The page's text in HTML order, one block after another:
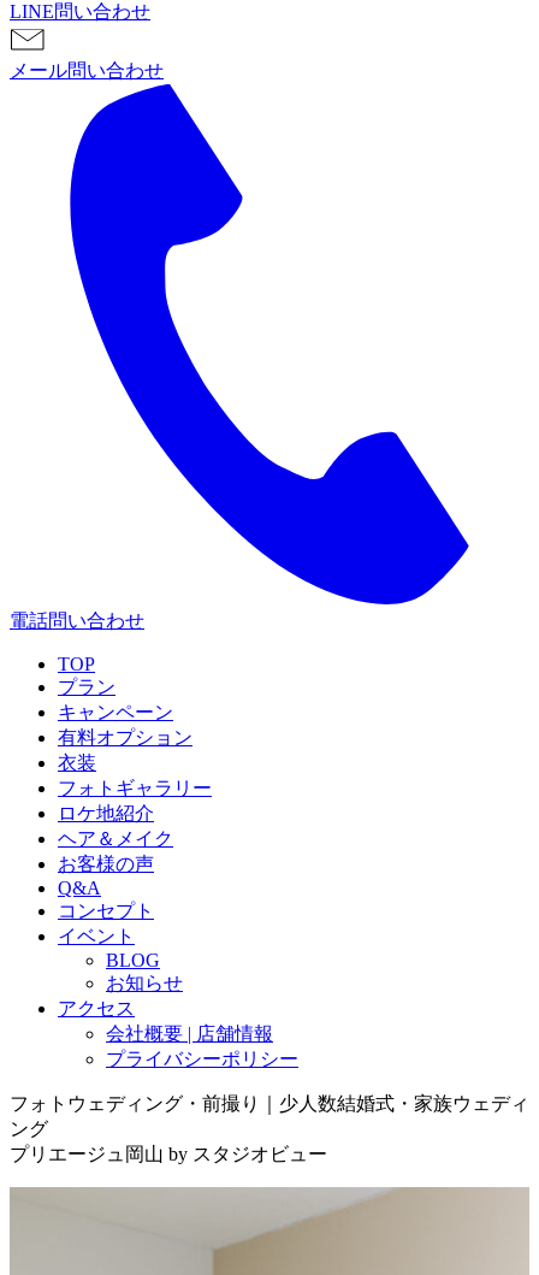
LINE問い合わせ
メール問い合わせ
電話問い合わせ
TOP
プラン
キャンペーン
有料オプション
衣装
フォトギャラリー
ロケ地紹介
ヘア＆メイク
お客様の声
Q&A
コンセプト
イベント
BLOG
お知らせ
アクセス
会社概要 | 店舗情報
プライバシーポリシー
フォトウェディング・前撮り｜少人数結婚式・家族ウェディ
ング
プリエージュ岡山 by スタジオビュー